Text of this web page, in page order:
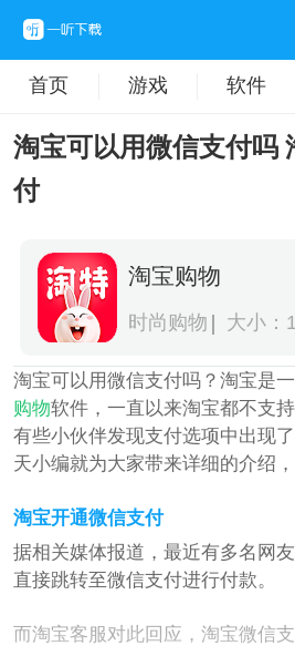
首页 游戏 软件
淘宝可以用微信支付吗
付
淘宝购物
时尚购物 大小：
淘宝可以用微信支付吗？淘宝是
购物软件，一直以来淘宝都不支
有些小伙伴发现支付选项中出现
天小编就为大家带来详细的介绍，
淘宝开通微信支付
据相关媒体报道，最近有多名网
直接跳转至微信支付进行付款。
而淘宝客服对此回应，淘宝微信